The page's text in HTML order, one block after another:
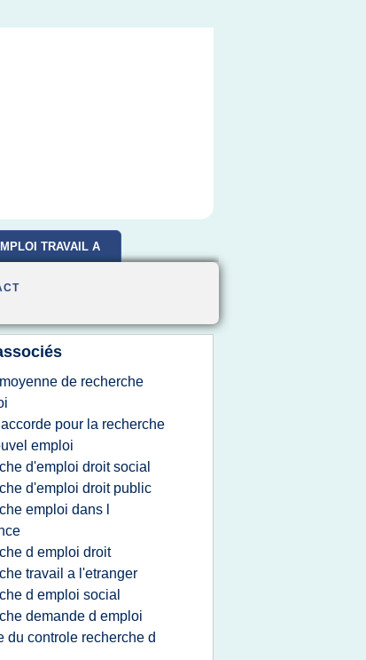
TRAVAIL A
de recherche
pour la recherche
emploi
d'emploi droit social
d'emploi droit public
emploi dans l
d emploi droit
travail a l'etranger
d emploi social
demande d emploi
du controle recherche d